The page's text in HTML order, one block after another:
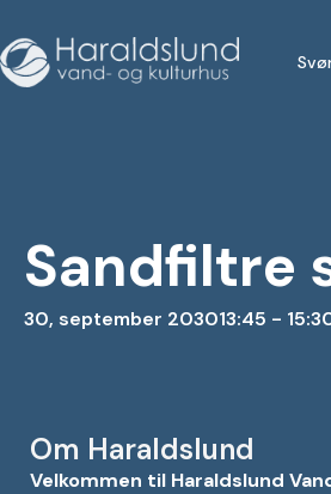
Sandfiltre
30, september 203013:45 -
Om Haraldslund
Velkommen til Haraldslund